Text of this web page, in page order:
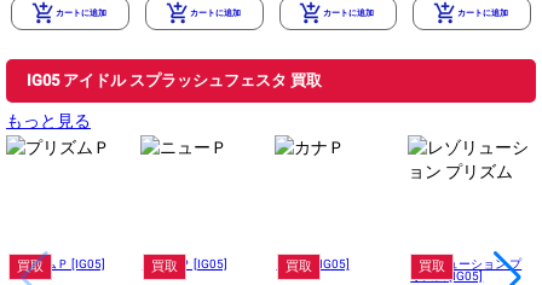
add_shopping_cart カートに追加 add_shopping_cart カートに追加 add_shopping_cartカートに追加 add_shopping_cartカートに追加
IG05 アイドル スプラッシュフェスタ 買取
もっと見る
買取
プリズムＰ [IG05] 買取
ニューＰ [IG05] 買取
カナＰ [IG05] 買取
レゾリューション プ
リズム [IG05]